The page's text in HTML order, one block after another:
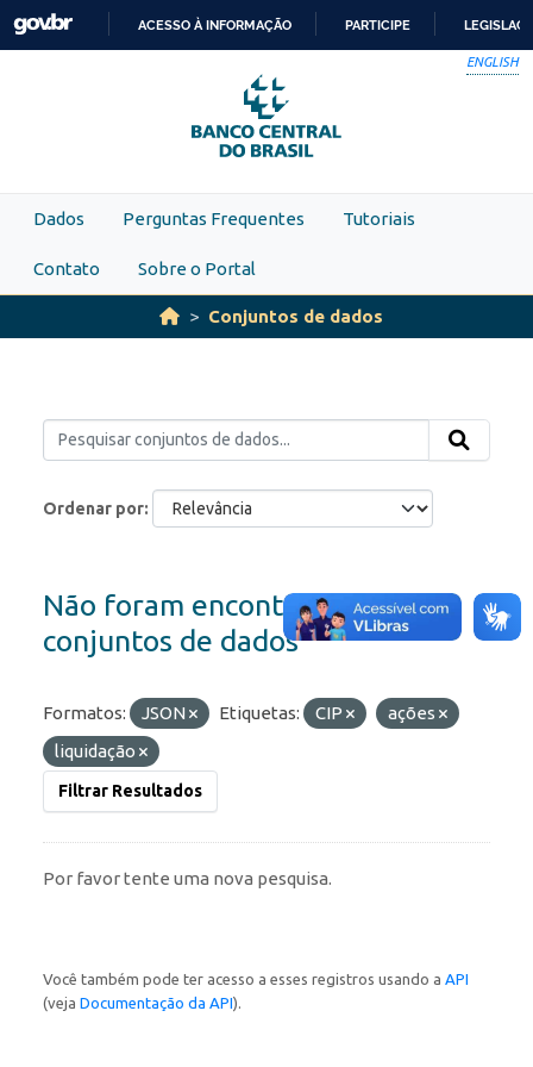
Skip to main content
PARA
O
CONTEÚDO
ACESSO À INFORMAÇÃO PARTICIPE
ENGLISH
Dados Perguntas Frequentes Tutoriais
Contato Sobre o Portal
Conjuntos de dados
Ordenar por
Não foram encontrados
conjuntos de dados
Formatos: JSON Etiquetas: CIP
ações
liquidação
Filtrar Resultados
Por favor tente uma nova pesquisa.
Você também pode ter acesso a esses registros usando a API
(veja Documentação da API).